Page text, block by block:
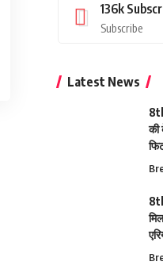
136k
Subscribe
Latest News
की